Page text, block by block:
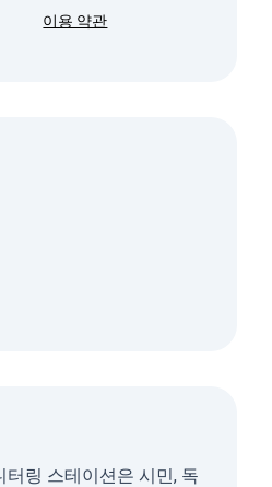
이용 약관
링 스테이션은 시민, 독